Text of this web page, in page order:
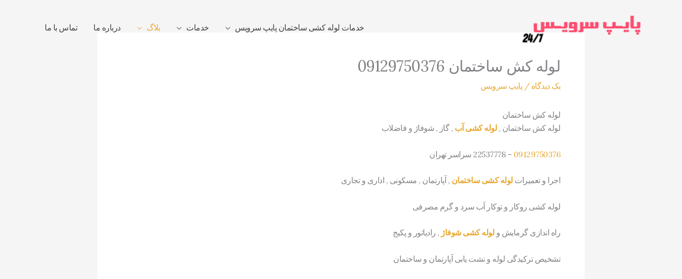
خدمات لوله کشی ساختمان پایپ سرویس خدمات بلاگ درباره ما تماس با ما
لوله کش ساختمان 09129750376
یک دیدگاه / پایپ سرویس
لوله کش ساختمان
لوله کش ساختمان , لوله کشی آب , گاز , شوفاژ و فاضلاب
09129750376 – 22537778 سراسر تهران
اجرا و تعمیرات لوله کشی ساختمان , آپارتمان , مسکونی , اداری و تجاری
لوله کشی روکار و توکار آب سرد و گرم مصرفی
راه اندازی گرمایش و لوله کشی شوفاژ , رادیاتور و پکیج
تشخیص ترکیدگی لوله و نشت یابی آپارتمان و ساختمان